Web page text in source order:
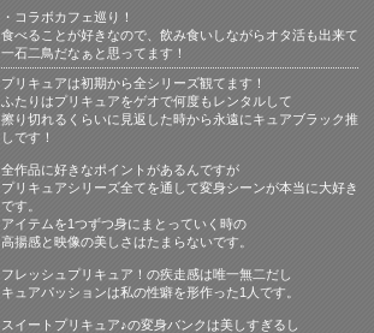
・コラボカフェ巡り！
食べることが好きなので、飲み食いしながらオタ活も出来て
一石二鳥だなぁと思ってます！
プリキュアは初期から全シリーズ観てます！
ふたりはプリキュアをゲオで何度もレンタルして
擦り切れるくらいに見返した時から永遠にキュアブラック推
しです！
全作品に好きなポイントがあるんですが
プリキュアシリーズ全てを通して変身シーンが本当に大好き
です。
アイテムを1つずつ身にまとっていく時の
高揚感と映像の美しさはたまらないです。
フレッシュプリキュア！の疾走感は唯一無二だし
キュアパッションは私の性癖を形作った1人です。
スイートプリキュア♪の変身バンクは美しすぎるし